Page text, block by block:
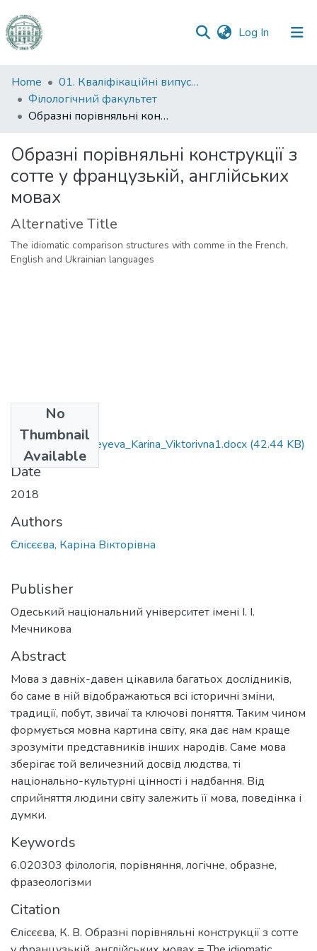
Log In (current)
Communities
&
Collections
Statistics
Home
01. Кваліфікаційні випускні роботи здобувачів вищої освіти
Філологічний факультет
Образні порівняльні конструкції з сотте у французькій, англійських мовах
Образні порівняльні конструкції з
сотте у французькій, англійських
мовах
Alternative Title
The idiomatic comparison structures with comme in the French,
English and Ukrainian languages
No
Thumbnail
Available
6.020303_Yelisyeyeva_Karina_Viktorivna1.docx (42.44 KB)
Date
2018
Authors
Єлісєєва, Каріна Вікторівна
Publisher
Одеський національний університет імені І. І.
Мечникова
Abstract
Мова з давніх-давен цікавила багатьох дослідників,
бо саме в ній відображаються всі історичні зміни,
традиції, побут, звичаї та ключові поняття. Таким чином
формується мовна картина світу, яка дає нам краще
зрозуміти представників інших народів. Саме мова
зберігає той величезний досвід людства, ті
національно-культурні цінності і надбання. Від
сприйняття людини світу залежить її мова, поведінка і
думки.
Keywords
6.020303 філологія, порівняння, логічне, образне,
фразеологізми
Citation
Єлісєєва, К. В. Образні порівняльні конструкції з сотте